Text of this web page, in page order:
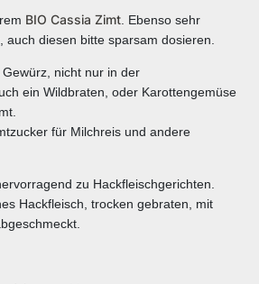
BIO Cassia Zimt . Ebenso sehr
auch diesen bitte sparsam dosieren.
nicht nur in der
ein Wildbraten, oder Karottengemüse
für Milchreis und andere
zu Hackfleischgerichten.
Hackfleisch, trocken gebraten, mit